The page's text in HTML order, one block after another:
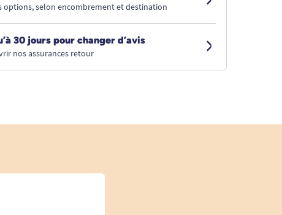
options, selon encombrement et destination
30 jours pour changer d’avis
nos assurances retour